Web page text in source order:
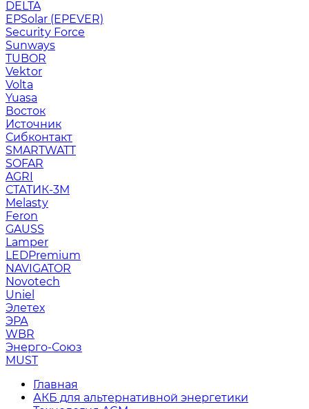
DELTA
EPSolar (EPEVER)
Security Force
Sunways
TUBOR
Vektor
Volta
Yuasa
Восток
Источник
Сибконтакт
SMARTWATT
SOFAR
AGRI
СТАТИК-3М
Melasty
Feron
GAUSS
Lamper
LEDPremium
NAVIGATOR
Novotech
Uniel
Элетех
ЭРА
WBR
Энерго-Союз
MUST
Главная
АКБ для альтернативной энергетики